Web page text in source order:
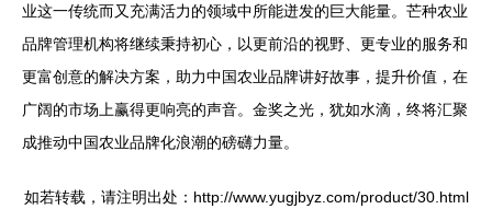
业这一传统而又充满活力的领域中所能迸发的巨大能量。芒种农业
品牌管理机构将继续秉持初心，以更前沿的视野、更专业的服务和
更富创意的解决方案，助力中国农业品牌讲好故事，提升价值，在
广阔的市场上赢得更响亮的声音。金奖之光，犹如水滴，终将汇聚
成推动中国农业品牌化浪潮的磅礴力量。
如若转载，请注明出处：http://www.yugjbyz.com/product/30.html